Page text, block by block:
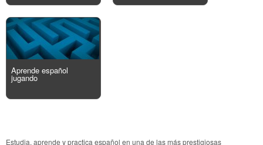
Aprende español
jugando
Estudia, aprende y practica español en una de las más prestigiosas